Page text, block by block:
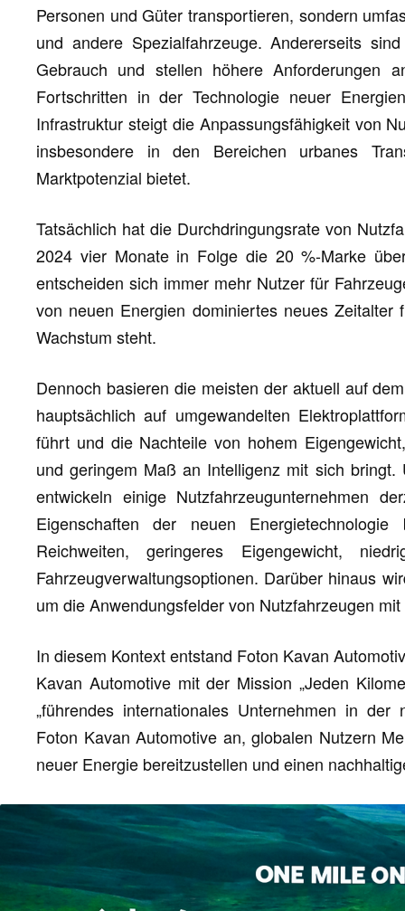
Personen und Güter transportieren, sondern
und andere Spezialfahrzeuge. Andererseits
Gebrauch und stellen höhere Anforderungen
Fortschritten in der Technologie neuer
Infrastruktur steigt die Anpassungsfähigkeit von
insbesondere in den Bereichen urbanes
Marktpotenzial bietet.
Tatsächlich hat die Durchdringungsrate von
2024 vier Monate in Folge die 20 %-Marke
entscheiden sich immer mehr Nutzer für
von neuen Energien dominiertes neues
Wachstum steht.
Dennoch basieren die meisten der aktuell auf
hauptsächlich auf umgewandelten
führt und die Nachteile von hohem
und geringem Maß an Intelligenz mit sich
entwickeln einige Nutzfahrzeugunternehmen
Eigenschaften der neuen
Reichweiten, geringeres Eigengewicht,
Fahrzeugverwaltungsoptionen. Darüber hinaus
um die Anwendungsfelder von Nutzfahrzeugen
In diesem Kontext entstand Foton Kavan
Kavan Automotive mit der Mission „Jeden
„führendes internationales Unternehmen in
Foton Kavan Automotive an, globalen Nutzern
neuer Energie bereitzustellen und einen